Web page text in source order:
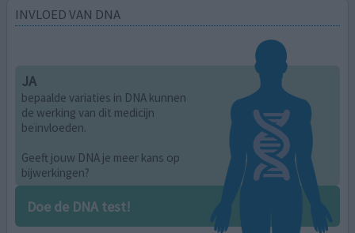
INVLOED VAN DNA
JA
bepaalde variaties in DNA kunnen
de werking van dit medicijn
beïnvloeden.
Geeft jouw DNA je meer kans op
bijwerkingen?
Doe de DNA test!